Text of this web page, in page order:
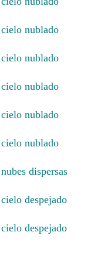
cielo nublado
cielo nublado
cielo nublado
cielo nublado
cielo nublado
dispersas
despejado
despejado